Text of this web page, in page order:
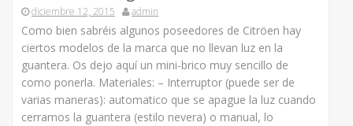
diciembre 12, 2015 admin
Como bien sabréis algunos poseedores de Citröen hay
ciertos modelos de la marca que no llevan luz en la
guantera. Os dejo aquí un mini-brico muy sencillo de
como ponerla. Materiales: – Interruptor (puede ser de
varias maneras): automatico que se apague la luz cuando
cerramos la guantera (estilo nevera) o manual, lo